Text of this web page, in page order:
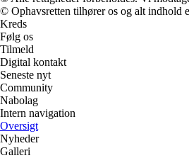
© Ophavsretten tilhører os og alt indhold
Kreds
Følg os
Tilmeld
Digital kontakt
Seneste nyt
Community
Nabolag
Intern navigation
Oversigt
Nyheder
Galleri